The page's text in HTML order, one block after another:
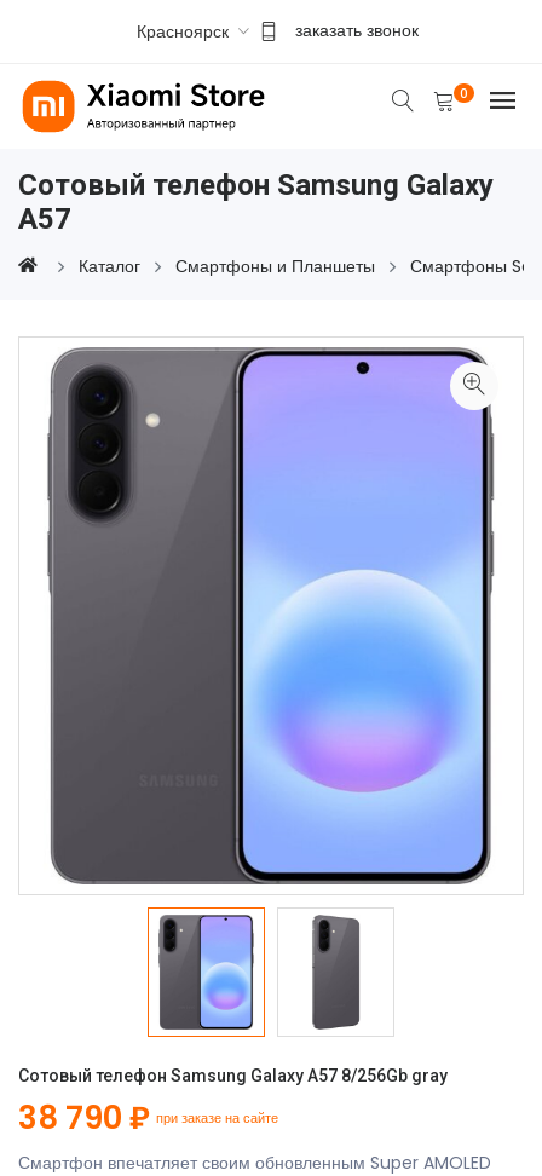
Красноярск заказать звонок
0
Сотовый телефон Samsung Galaxy
A57
Каталог Смартфоны и Планшеты Смартфоны
Сотовый телефон Samsung Galaxy A57 8/256Gb gray
38 790 ₽ при заказе на сайте
Смартфон впечатляет своим обновленным Super AMOLED